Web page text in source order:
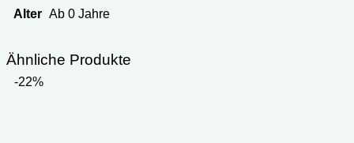
Alter Ab 0 Jahre
Ähnliche Produkte
-22%